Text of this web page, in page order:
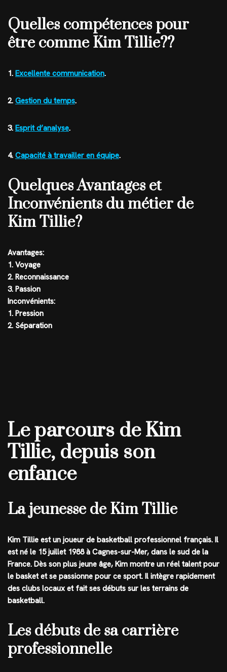
Quelles compétences pour
être comme Kim Tillie??
1. Excellente communication.
2. Gestion du temps.
3. Esprit d’analyse.
4. Capacité à travailler en équipe.
Quelques Avantages et
Inconvénients du métier de
Kim Tillie?
Avantages:
1. Voyage
2. Reconnaissance
3. Passion
Inconvénients:
1. Pression
2. Séparation
Le parcours de Kim
Tillie, depuis son
enfance
La jeunesse de Kim Tillie
Kim Tillie est un joueur de basketball professionnel français. Il
est né le 15 juillet 1988 à Cagnes-sur-Mer, dans le sud de la
France. Dès son plus jeune âge, Kim montre un réel talent pour
le basket et se passionne pour ce sport. Il intègre rapidement
des clubs locaux et fait ses débuts sur les terrains de
basketball.
Les débuts de sa carrière
professionnelle